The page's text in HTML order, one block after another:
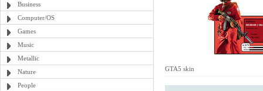
Business
Computer/OS
Games
Music
Metallic
Nature
People
GTA5 skin